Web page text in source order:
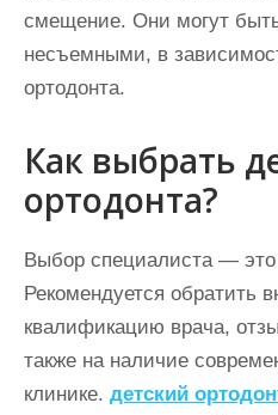
смещение. Они могут
несъемными, в
ортодонта.
Как выбрать
ортодонта?
Выбор специалиста —
Рекомендуется обратить
квалификацию врача,
также на наличие
клинике. детский